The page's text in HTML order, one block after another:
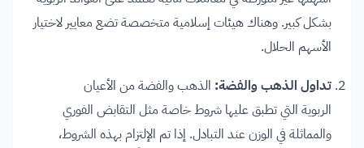
بشكل كبير. وهناك هيئات إسلامية متخصصة تضع معايير لاختيار
الأسهم الحلال.
تداول الذهب والفضة: الذهب والفضة من الأعيان
الربوية التي تطبق عليها شروط خاصة مثل التقابض الفوري
والمماثلة في الوزن عند التبادل. إذا تم الإلتزام بهذه الشروط،